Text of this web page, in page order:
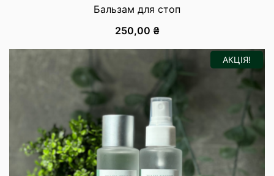
Бальзам для стоп
250,00 ₴
АКЦІЯ!